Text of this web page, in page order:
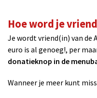
Hoe word je
Je wordt vriend(in) van de
euro is al genoeg!, per
donatieknop in de
Wanneer je meer kunt